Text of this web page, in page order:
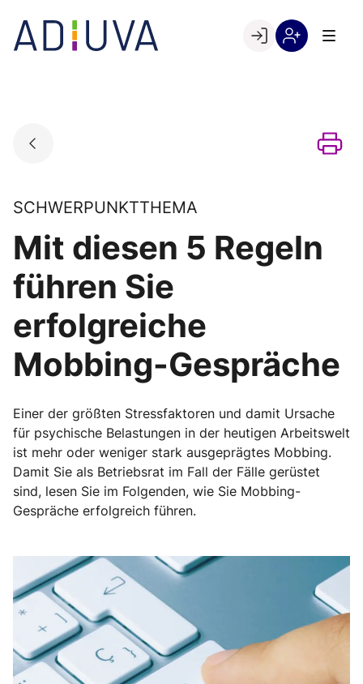
content
Go to landing page.
SCHWERPUNKTTHEMA
Mit diesen 5 Regeln
führen Sie
erfolgreiche
Mobbing-Gespräche
Einer der größten Stressfaktoren und damit Ursache
für psychische Belastungen in der heutigen Arbeitswelt
ist mehr oder weniger stark ausgeprägtes Mobbing.
Damit Sie als Betriebsrat im Fall der Fälle gerüstet
sind, lesen Sie im Folgenden, wie Sie Mobbing-
Gespräche erfolgreich führen.